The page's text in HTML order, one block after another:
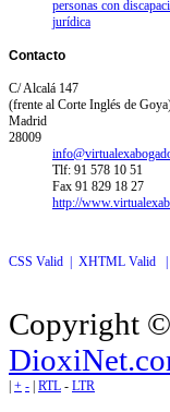
personas con
jurídica
Contacto
C/ Alcalá 147
(frente al Corte Inglés de
Madrid
28009
Tlf: 91 578 10 51
Fax 91 829 18 27
http://
CSS Valid | XHTML Valid |
Copyright ©
| + - | RTL - LTR